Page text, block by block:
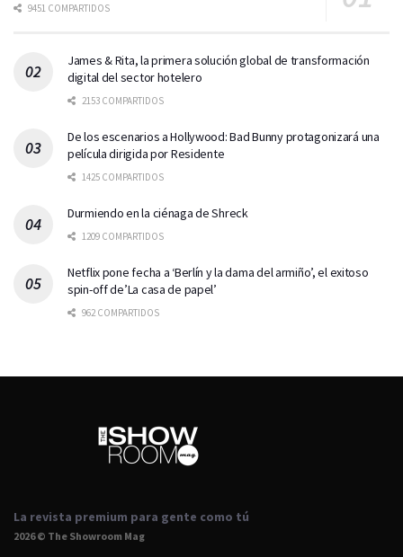
9451 COMPARTIDOS
James & Rita, la primera solución global de transformación
digital del sector hotelero
2153 COMPARTIDOS
De los escenarios a Hollywood: Bad Bunny protagonizará una
película dirigida por Residente
1425 COMPARTIDOS
Durmiendo en la ciénaga de Shreck
1209 COMPARTIDOS
Netflix pone fecha a ‘Berlín y la dama del armiño’, el exitoso
spin-off de’La casa de papel’
962 COMPARTIDOS
La revista premium para gente como tú
2026 © The Showroom Mag